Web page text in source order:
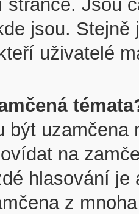
stránce. Jsou
jsou.
uživatelé
být uzamčena
na
hlasování
z